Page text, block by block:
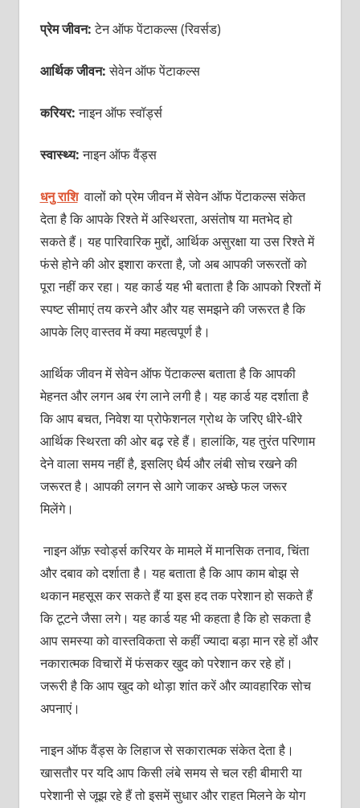
प्रेम जीवन:टेन ऑफ पेंटाकल्स (रिवर्सड)
आर्थिक जीवन:सेवेन ऑफ पेंटाकल्स
करियर:नाइन ऑफ स्वॉर्ड्स
स्वास्थ्य:नाइन ऑफ वैंड्स
धनु राशिवालों को प्रेम जीवन में सेवेन ऑफ पेंटाकल्स संकेत
देता है कि आपके रिश्ते में अस्थिरता, असंतोष या मतभेद हो
सकते हैं। यह पारिवारिक मुद्दों, आर्थिक असुरक्षा या उस रिश्ते में
फंसे होने की ओर इशारा करता है, जो अब आपकी जरूरतों को
पूरा नहीं कर रहा। यह कार्ड यह भी बताता है कि आपको रिश्तों में
स्पष्ट सीमाएं तय करने और और यह समझने की जरूरत है कि
आपके लिए वास्तव में क्या महत्वपूर्ण है।
आर्थिक जीवन में सेवेन ऑफ पेंटाकल्स बताता है कि आपकी
मेहनत और लगन अब रंग लाने लगी है। यह कार्ड यह दर्शाता है
कि आप बचत, निवेश या प्रोफेशनल ग्रोथ के जरिए धीरे-धीरे
आर्थिक स्थिरता की ओर बढ़ रहे हैं। हालांकि, यह तुरंत परिणाम
देने वाला समय नहीं है, इसलिए धैर्य और लंबी सोच रखने की
जरूरत है। आपकी लगन से आगे जाकर अच्छे फल जरूर
मिलेंगे।
नाइन ऑफ़ स्वोर्ड्स करियर के मामले में मानसिक तनाव, चिंता
और दबाव को दर्शाता है। यह बताता है कि आप काम बोझ से
थकान महसूस कर सकते हैं या इस हद तक परेशान हो सकते हैं
कि टूटने जैसा लगे। यह कार्ड यह भी कहता है कि हो सकता है
आप समस्या को वास्तविकता से कहीं ज्यादा बड़ा मान रहे हों और
नकारात्मक विचारों में फंसकर खुद को परेशान कर रहे हों।
जरूरी है कि आप खुद को थोड़ा शांत करें और व्यावहारिक सोच
अपनाएं।
नाइन ऑफ वैंड्स के लिहाज से सकारात्मक संकेत देता है।
खासतौर पर यदि आप किसी लंबे समय से चल रही बीमारी या
परेशानी से जूझ रहे हैं तो इसमें सुधार और राहत मिलने के योग